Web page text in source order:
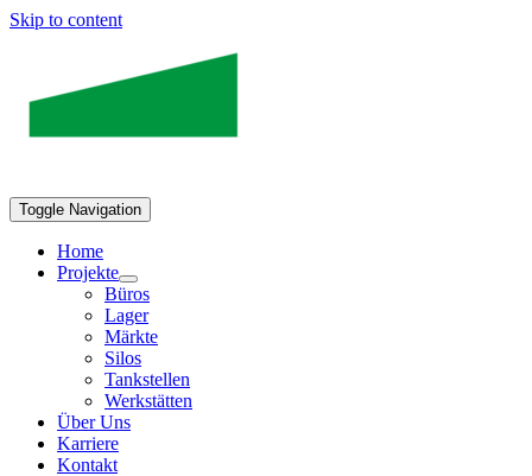
Skip to content
Toggle Navigation
Home
Projekte
Büros
Lager
Märkte
Silos
Tankstellen
Werkstätten
Über Uns
Karriere
Kontakt